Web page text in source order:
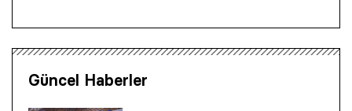
Güncel Haberler